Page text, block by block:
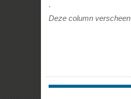
.
Deze column verscheen